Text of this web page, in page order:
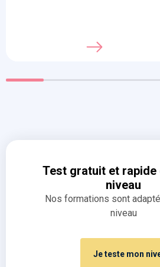
Test gratuit et rapide
niveau
Nos formations sont
niveau
Je teste mon